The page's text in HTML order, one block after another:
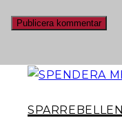
SPARREBELLEN